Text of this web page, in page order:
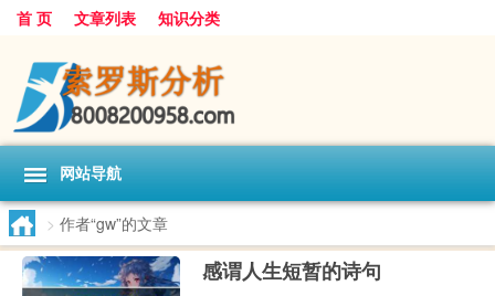
首 页 文章列表 知识分类
网站导航
> 作者“gw”的文章
感谓人生短暂的诗句